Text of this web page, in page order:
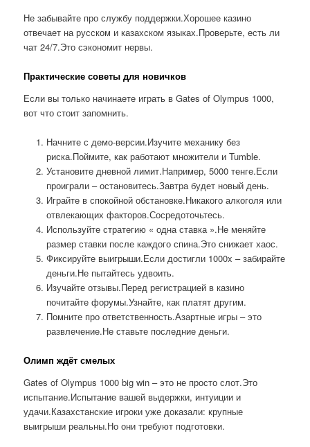
Не забывайте про службу поддержки.Хорошее казино
отвечает на русском и казахском языках.Проверьте, есть ли
чат 24/7.Это сэкономит нервы.
Практические советы для новичков
Если вы только начинаете играть в Gates of Olympus 1000,
вот что стоит запомнить.
Начните с демо-версии.Изучите механику без
риска.Поймите, как работают множители и Tumble.
Установите дневной лимит.Например, 5000 тенге.Если
проиграли – остановитесь.Завтра будет новый день.
Играйте в спокойной обстановке.Никакого алкоголя или
отвлекающих факторов.Сосредоточьтесь.
Используйте стратегию « одна ставка ».Не меняйте
размер ставки после каждого спина.Это снижает хаос.
Фиксируйте выигрыши.Если достигли 1000x – забирайте
деньги.Не пытайтесь удвоить.
Изучайте отзывы.Перед регистрацией в казино
почитайте форумы.Узнайте, как платят другим.
Помните про ответственность.Азартные игры – это
развлечение.Не ставьте последние деньги.
Олимп ждёт смелых
Gates of Olympus 1000 big win – это не просто слот.Это
испытание.Испытание вашей выдержки, интуиции и
удачи.Казахстанские игроки уже доказали: крупные
выигрыши реальны.Но они требуют подготовки.